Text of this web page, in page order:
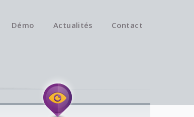
Démo Actualités Contact
Available on iOS & Android.